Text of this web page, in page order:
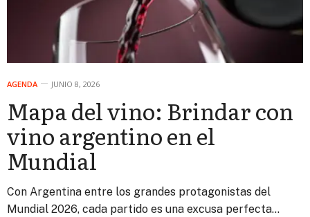
AGENDA JUNIO 8, 2026
Mapa del vino: Brindar con
vino argentino en el
Mundial
Con Argentina entre los grandes protagonistas del
Mundial 2026, cada partido es una excusa perfecta…